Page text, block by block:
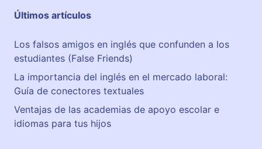
Últimos artículos
Los falsos amigos en inglés que confunden a los
estudiantes (False Friends)
La importancia del inglés en el mercado laboral:
Guía de conectores textuales
Ventajas de las academias de apoyo escolar e
idiomas para tus hijos